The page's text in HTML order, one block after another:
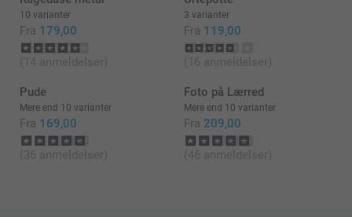
Hav en fortsat god dag!
Venlig hilsen
10 varianter
Fra 179,00
(14 anmeldelser)
3 varianter
Fra 119,00
(16 anmeldelser)
Pude
Mere end 10 varianter
Fra 169,00
(36 anmeldelser)
Foto på Lærred
Mere end 10 varianter
Fra 209,00
(46 anmeldelser)